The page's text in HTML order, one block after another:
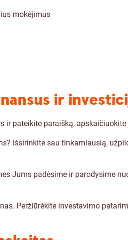
mokėjimus
ir
ir pateikite paraišką,
Išsirinkite sau tinkamiausią,
Jums padėsime ir parodysime
Peržiūrėkite investavimo